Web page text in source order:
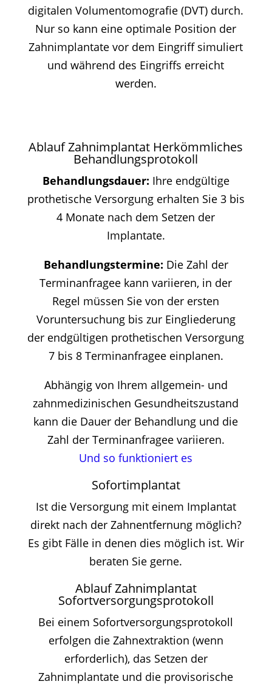
digitalen Volumentomografie (DVT) durch.
Nur so kann eine optimale Position der
Zahnimplantate vor dem Eingriff simuliert
und während des Eingriffs erreicht
werden.
Ablauf Zahnimplantat Herkömmliches
Behandlungsprotokoll
Behandlungsdauer: Ihre endgültige
prothetische Versorgung erhalten Sie 3 bis
4 Monate nach dem Setzen der
Implantate.
Behandlungstermine: Die Zahl der
Terminanfragee kann variieren, in der
Regel müssen Sie von der ersten
Voruntersuchung bis zur Eingliederung
der endgültigen prothetischen Versorgung
7 bis 8 Terminanfragee einplanen.
Abhängig von Ihrem allgemein- und
zahnmedizinischen Gesundheitszustand
kann die Dauer der Behandlung und die
Zahl der Terminanfragee variieren.
Und so funktioniert es
Sofortimplantat
Ist die Versorgung mit einem Implantat
direkt nach der Zahnentfernung möglich?
Es gibt Fälle in denen dies möglich ist. Wir
beraten Sie gerne.
Ablauf Zahnimplantat
Sofortversorgungsprotokoll
Bei einem Sofortversorgungsprotokoll
erfolgen die Zahnextraktion (wenn
erforderlich), das Setzen der
Zahnimplantate und die provisorische